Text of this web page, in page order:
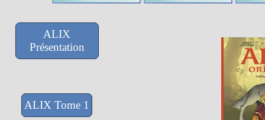
ALIX
Présentation
ALIX Tome 1